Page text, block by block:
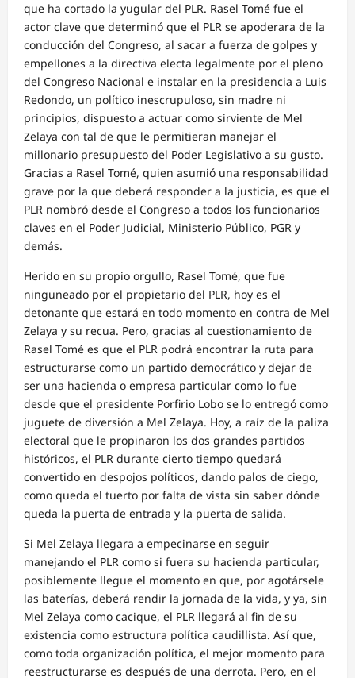
que ha cortado la yugular del PLR. Rasel Tomé fue el
actor clave que determinó que el PLR se apoderara de la
conducción del Congreso, al sacar a fuerza de golpes y
empellones a la directiva electa legalmente por el pleno
del Congreso Nacional e instalar en la presidencia a Luis
Redondo, un político inescrupuloso, sin madre ni
principios, dispuesto a actuar como sirviente de Mel
Zelaya con tal de que le permitieran manejar el
millonario presupuesto del Poder Legislativo a su gusto.
Gracias a Rasel Tomé, quien asumió una responsabilidad
grave por la que deberá responder a la justicia, es que el
PLR nombró desde el Congreso a todos los funcionarios
claves en el Poder Judicial, Ministerio Público, PGR y
demás.
Herido en su propio orgullo, Rasel Tomé, que fue
ninguneado por el propietario del PLR, hoy es el
detonante que estará en todo momento en contra de Mel
Zelaya y su recua. Pero, gracias al cuestionamiento de
Rasel Tomé es que el PLR podrá encontrar la ruta para
estructurarse como un partido democrático y dejar de
ser una hacienda o empresa particular como lo fue
desde que el presidente Porfirio Lobo se lo entregó como
juguete de diversión a Mel Zelaya. Hoy, a raíz de la paliza
electoral que le propinaron los dos grandes partidos
históricos, el PLR durante cierto tiempo quedará
convertido en despojos políticos, dando palos de ciego,
como queda el tuerto por falta de vista sin saber dónde
queda la puerta de entrada y la puerta de salida.
Si Mel Zelaya llegara a empecinarse en seguir
manejando el PLR como si fuera su hacienda particular,
posiblemente llegue el momento en que, por agotársele
las baterías, deberá rendir la jornada de la vida, y ya, sin
Mel Zelaya como cacique, el PLR llegará al fin de su
existencia como estructura política caudillista. Así que,
como toda organización política, el mejor momento para
reestructurarse es después de una derrota. Pero, en el